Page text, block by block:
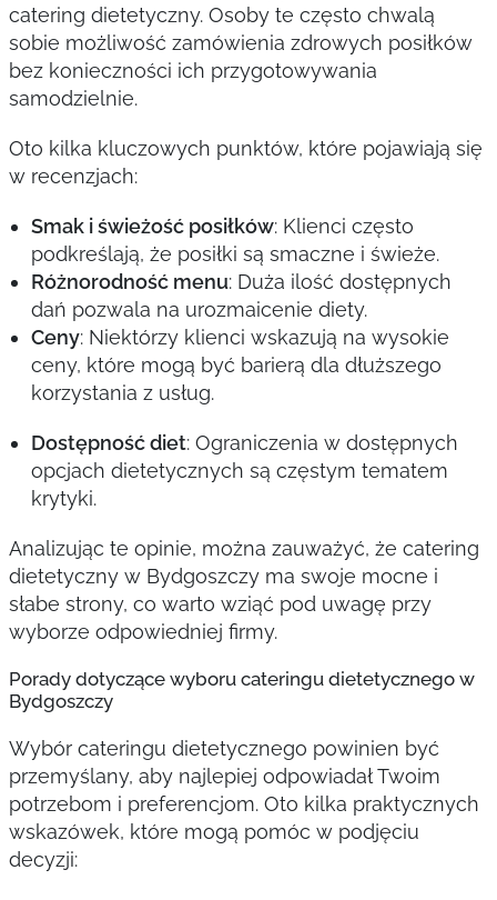
catering dietetyczny. Osoby te często chwalą
sobie możliwość zamówienia zdrowych posiłków
bez konieczności ich przygotowywania
samodzielnie.
Oto kilka kluczowych punktów, które pojawiają się
w recenzjach:
Smak i świeżość posiłków: Klienci często
podkreślają, że posiłki są smaczne i świeże.
Różnorodność menu: Duża ilość dostępnych
dań pozwala na urozmaicenie diety.
Ceny: Niektórzy klienci wskazują na wysokie
ceny, które mogą być barierą dla dłuższego
korzystania z usług.
Dostępność diet: Ograniczenia w dostępnych
opcjach dietetycznych są częstym tematem
krytyki.
Analizując te opinie, można zauważyć, że catering
dietetyczny w Bydgoszczy ma swoje mocne i
słabe strony, co warto wziąć pod uwagę przy
wyborze odpowiedniej firmy.
Porady dotyczące wyboru cateringu dietetycznego w
Bydgoszczy
Wybór cateringu dietetycznego powinien być
przemyślany, aby najlepiej odpowiadał Twoim
potrzebom i preferencjom. Oto kilka praktycznych
wskazówek, które mogą pomóc w podjęciu
decyzji: